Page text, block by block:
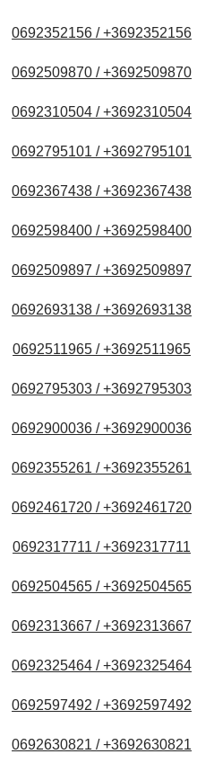
0692352156 / +3692352156
0692509870 / +3692509870
0692310504 / +3692310504
0692795101 / +3692795101
0692367438 / +3692367438
0692598400 / +3692598400
0692509897 / +3692509897
0692693138 / +3692693138
0692511965 / +3692511965
0692795303 / +3692795303
0692900036 / +3692900036
0692355261 / +3692355261
0692461720 / +3692461720
0692317711 / +3692317711
0692504565 / +3692504565
0692313667 / +3692313667
0692325464 / +3692325464
0692597492 / +3692597492
0692630821 / +3692630821